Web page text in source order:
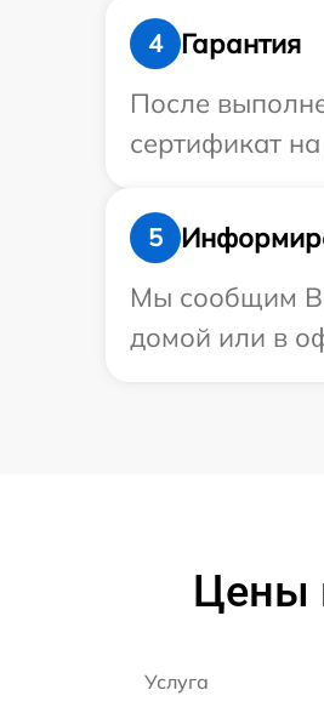
4
Гарантия
После
сертификат
5
Мы сообщим
домой или в
Цены
Услуга